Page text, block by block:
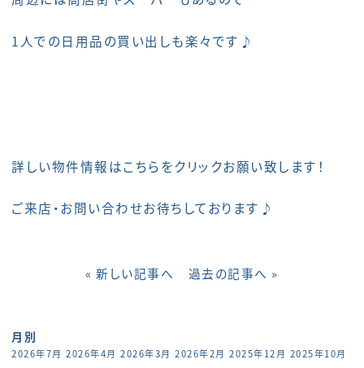
1人での日用品の買い出しも楽々です♪
詳しい物件情報はこちらをクリックお願い致します！
ご来店・お問い合わせお待ちしております♪
« 新しい記事へ 過去の記事へ »
月別
2026年7月 2026年4月 2026年3月 2026年2月 2025年12月 2025年10月